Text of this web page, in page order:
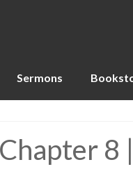
Sermons
8